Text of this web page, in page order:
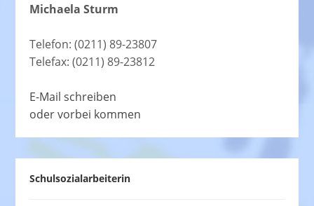
Michaela Sturm
Telefon: (0211) 89-23807
Telefax: (0211) 89-23812
E-Mail schreiben
oder vorbei kommen
Schulsozialarbeiterin